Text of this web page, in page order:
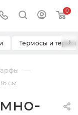
0
Термосы и ›
—
см